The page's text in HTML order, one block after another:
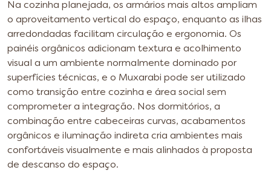
Na cozinha planejada, os armários mais altos ampliam
o aproveitamento vertical do espaço, enquanto as ilhas
arredondadas facilitam circulação e ergonomia. Os
painéis orgânicos adicionam textura e acolhimento
visual a um ambiente normalmente dominado por
superfícies técnicas, e o Muxarabi pode ser utilizado
como transição entre cozinha e área social sem
comprometer a integração. Nos dormitórios, a
combinação entre cabeceiras curvas, acabamentos
orgânicos e iluminação indireta cria ambientes mais
confortáveis visualmente e mais alinhados à proposta
de descanso do espaço.